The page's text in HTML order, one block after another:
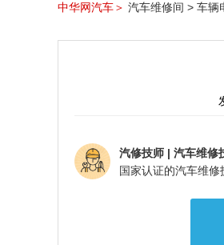
中华网汽车＞ 汽车维修间 > 车辆
汽修技师 | 汽车维修